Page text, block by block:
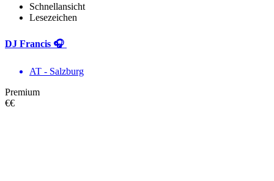
Schnellansicht
Lesezeichen
DJ Francis 🎧
AT - Salzburg
Premium
€€